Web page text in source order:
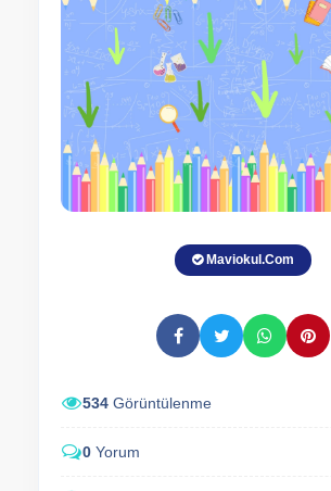
Maviokul.Com
534 Görüntülenme
0 Yorum